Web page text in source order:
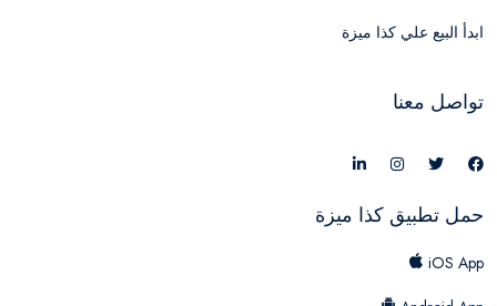
ابدأ البيع علي كذا ميزة
تواصل معنا
حمل تطبيق كذا ميزة
iOS App